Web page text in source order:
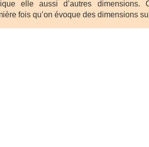
elle aussi d’autres dimensions.
fois qu’on évoque des dimensions